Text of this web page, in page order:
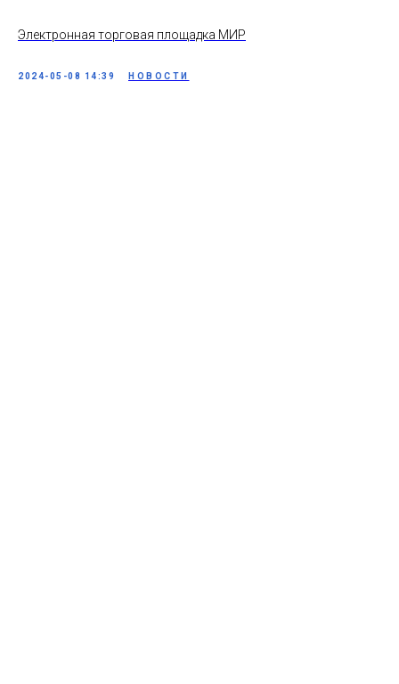
Электронная торговая площадка МИР
2024-05-08 14:39 НОВОСТИ